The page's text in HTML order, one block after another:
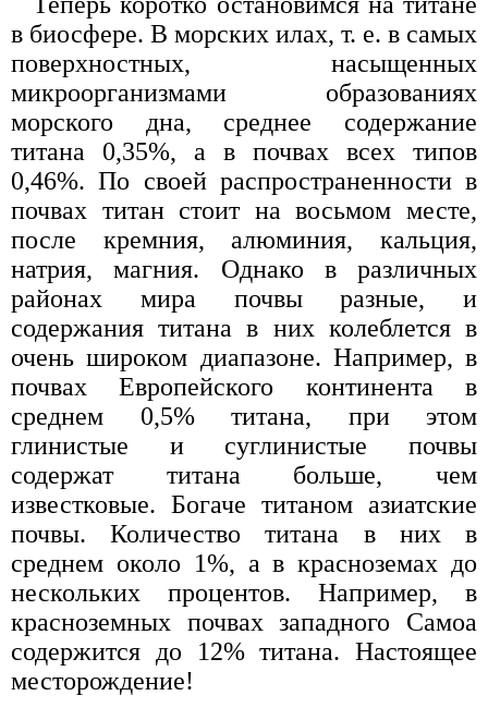
в биосфере. В морских илах, т. е. в самых
поверхностных, насыщенных
микроорганизмами образованиях
морского дна, среднее содержание
титана 0,35%, а в почвах всех типов
0,46%. По своей распространенности в
почвах титан стоит на восьмом месте,
после кремния, алюминия, кальция,
натрия, магния. Однако в различных
районах мира почвы разные, и
содержания титана в них колеблется в
очень широком диапазоне. Например, в
почвах Европейского континента в
среднем 0,5% титана, при этом
глинистые и суглинистые почвы
содержат титана больше, чем
известковые. Богаче титаном азиатские
почвы. Количество титана в них в
среднем около 1%, а в красноземах до
нескольких процентов. Например, в
красноземных почвах западного Самоа
содержится до 12% титана. Настоящее
месторождение!